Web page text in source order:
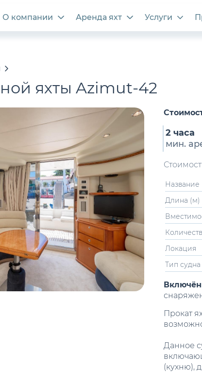
О компании Аренда яхт Услуги
яхты Azimut-42
2 часа
мин.
Название
Длина (м)
Локация
Тип судна
Прокат
Данное
(кухню),